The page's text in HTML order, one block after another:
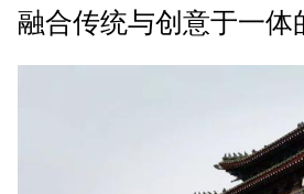
融合传统与创意于一体